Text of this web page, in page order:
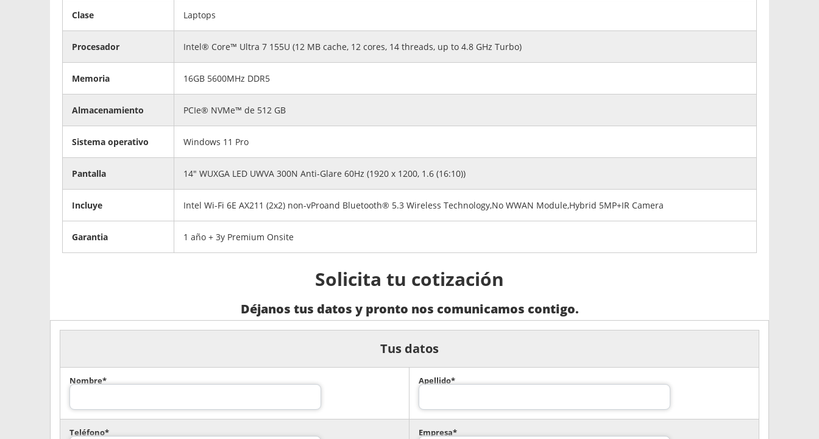
Clase Laptops
Procesador Intel® Core™ Ultra 7 155U (12 MB cache, 12 cores, 14 threads, up to 4.8 GHz Turbo)
Memoria 16GB 5600MHz DDR5
Almacenamiento PCIe® NVMe™ de 512 GB
Sistema operativo Windows 11 Pro
Pantalla 14" WUXGA LED UWVA 300N Anti-Glare 60Hz (1920 x 1200, 1.6 (16:10))
Incluye Intel Wi-Fi 6E AX211 (2x2) non-vProand Bluetooth® 5.3 Wireless Technology,No WWAN Module,Hybrid 5MP+IR Camera
Garantia 1 año + 3y Premium Onsite
Solicita tu cotización
Déjanos tus datos y pronto nos comunicamos contigo.
Tus datos
Nombre* Apellido*
Teléfono* Empresa*